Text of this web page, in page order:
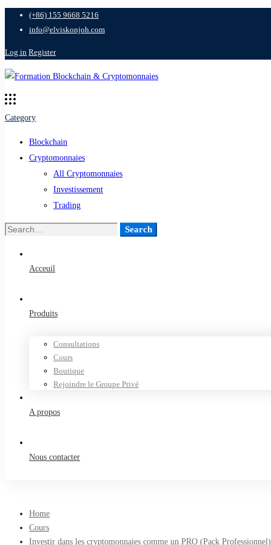
(+86) 155 9668 5216
info@elviskonjoh.com
Log in Register
Category
Blockchain
Cryptomonnaies
All Cryptomonnaies
Investissement
Trading
Search
Search
Acceuil
Produits
Consultations
Cours
Boutique
Rejoindre le Groupe Privé
A propos
Nous contacter
Home
Cours
Investir dans les cryptomonnaies comme un PRO (Pack Professionnel)